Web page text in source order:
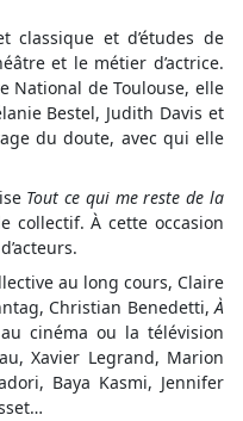
classique et d’études de
et le métier d’actrice.
National de Toulouse, elle
Bestel, Judith Davis et
du doute, avec qui elle
Tout ce qui me reste de la
collectif. À cette occasion
au long cours, Claire
Christian Benedetti,À
cinéma ou la télévision
Xavier Legrand, Marion
Baya Kasmi, Jennifer